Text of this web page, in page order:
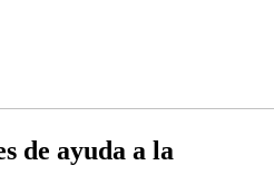
de ayuda a la